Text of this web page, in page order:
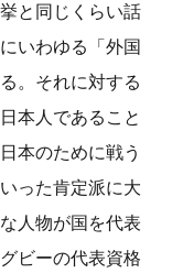
と同じくらい話
いわゆる「外国
。それに対する
本人であること
本のために戦う
った肯定派に大
人物が国を代表
ビーの代表資格